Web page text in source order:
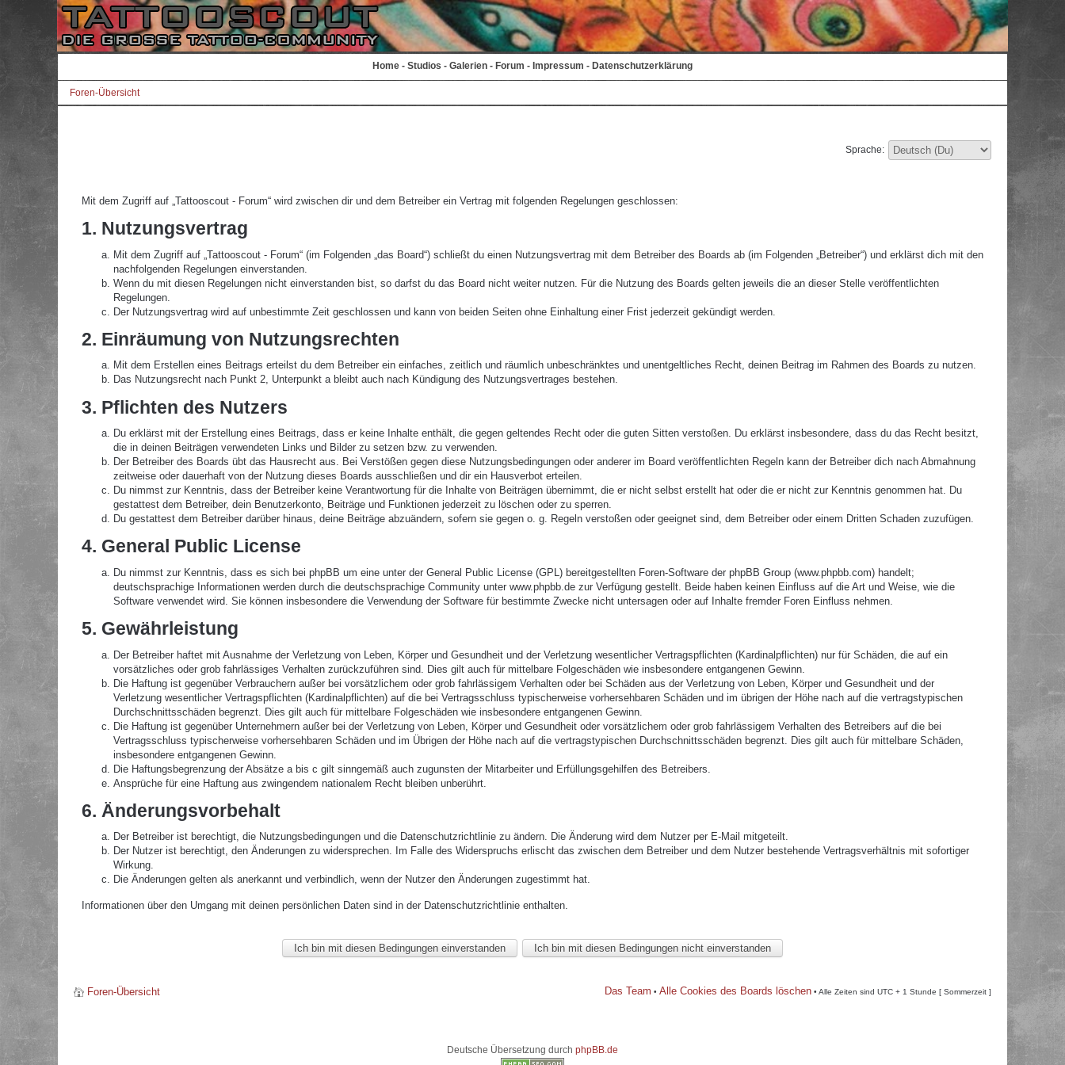
Home - Studios - Galerien - Forum - Impressum - Datenschutzerklärung
Foren-Übersicht
Sprache:
Mit dem Zugriff auf „Tattooscout - Forum“ wird zwischen dir und dem Betreiber ein Vertrag mit folgenden Regelungen geschlossen:
1. Nutzungsvertrag
Mit dem Zugriff auf „Tattooscout - Forum“ (im Folgenden „das Board“) schließt du einen Nutzungsvertrag mit dem Betreiber des Boards ab (im Folgenden „Betreiber“) und erklärst dich mit den
nachfolgenden Regelungen einverstanden.
Wenn du mit diesen Regelungen nicht einverstanden bist, so darfst du das Board nicht weiter nutzen. Für die Nutzung des Boards gelten jeweils die an dieser Stelle veröffentlichten
Regelungen.
Der Nutzungsvertrag wird auf unbestimmte Zeit geschlossen und kann von beiden Seiten ohne Einhaltung einer Frist jederzeit gekündigt werden.
2. Einräumung von Nutzungsrechten
Mit dem Erstellen eines Beitrags erteilst du dem Betreiber ein einfaches, zeitlich und räumlich unbeschränktes und unentgeltliches Recht, deinen Beitrag im Rahmen des Boards zu nutzen.
Das Nutzungsrecht nach Punkt 2, Unterpunkt a bleibt auch nach Kündigung des Nutzungsvertrages bestehen.
3. Pflichten des Nutzers
Du erklärst mit der Erstellung eines Beitrags, dass er keine Inhalte enthält, die gegen geltendes Recht oder die guten Sitten verstoßen. Du erklärst insbesondere, dass du das Recht besitzt,
die in deinen Beiträgen verwendeten Links und Bilder zu setzen bzw. zu verwenden.
Der Betreiber des Boards übt das Hausrecht aus. Bei Verstößen gegen diese Nutzungsbedingungen oder anderer im Board veröffentlichten Regeln kann der Betreiber dich nach Abmahnung
zeitweise oder dauerhaft von der Nutzung dieses Boards ausschließen und dir ein Hausverbot erteilen.
Du nimmst zur Kenntnis, dass der Betreiber keine Verantwortung für die Inhalte von Beiträgen übernimmt, die er nicht selbst erstellt hat oder die er nicht zur Kenntnis genommen hat. Du
gestattest dem Betreiber, dein Benutzerkonto, Beiträge und Funktionen jederzeit zu löschen oder zu sperren.
Du gestattest dem Betreiber darüber hinaus, deine Beiträge abzuändern, sofern sie gegen o. g. Regeln verstoßen oder geeignet sind, dem Betreiber oder einem Dritten Schaden zuzufügen.
4. General Public License
Du nimmst zur Kenntnis, dass es sich bei phpBB um eine unter der General Public License (GPL) bereitgestellten Foren-Software der phpBB Group (www.phpbb.com) handelt;
deutschsprachige Informationen werden durch die deutschsprachige Community unter www.phpbb.de zur Verfügung gestellt. Beide haben keinen Einfluss auf die Art und Weise, wie die
Software verwendet wird. Sie können insbesondere die Verwendung der Software für bestimmte Zwecke nicht untersagen oder auf Inhalte fremder Foren Einfluss nehmen.
5. Gewährleistung
Der Betreiber haftet mit Ausnahme der Verletzung von Leben, Körper und Gesundheit und der Verletzung wesentlicher Vertragspflichten (Kardinalpflichten) nur für Schäden, die auf ein
vorsätzliches oder grob fahrlässiges Verhalten zurückzuführen sind. Dies gilt auch für mittelbare Folgeschäden wie insbesondere entgangenen Gewinn.
Die Haftung ist gegenüber Verbrauchern außer bei vorsätzlichem oder grob fahrlässigem Verhalten oder bei Schäden aus der Verletzung von Leben, Körper und Gesundheit und der
Verletzung wesentlicher Vertragspflichten (Kardinalpflichten) auf die bei Vertragsschluss typischerweise vorhersehbaren Schäden und im übrigen der Höhe nach auf die vertragstypischen
Durchschnittsschäden begrenzt. Dies gilt auch für mittelbare Folgeschäden wie insbesondere entgangenen Gewinn.
Die Haftung ist gegenüber Unternehmern außer bei der Verletzung von Leben, Körper und Gesundheit oder vorsätzlichem oder grob fahrlässigem Verhalten des Betreibers auf die bei
Vertragsschluss typischerweise vorhersehbaren Schäden und im Übrigen der Höhe nach auf die vertragstypischen Durchschnittsschäden begrenzt. Dies gilt auch für mittelbare Schäden,
insbesondere entgangenen Gewinn.
Die Haftungsbegrenzung der Absätze a bis c gilt sinngemäß auch zugunsten der Mitarbeiter und Erfüllungsgehilfen des Betreibers.
Ansprüche für eine Haftung aus zwingendem nationalem Recht bleiben unberührt.
6. Änderungsvorbehalt
Der Betreiber ist berechtigt, die Nutzungsbedingungen und die Datenschutzrichtlinie zu ändern. Die Änderung wird dem Nutzer per E-Mail mitgeteilt.
Der Nutzer ist berechtigt, den Änderungen zu widersprechen. Im Falle des Widerspruchs erlischt das zwischen dem Betreiber und dem Nutzer bestehende Vertragsverhältnis mit sofortiger
Wirkung.
Die Änderungen gelten als anerkannt und verbindlich, wenn der Nutzer den Änderungen zugestimmt hat.
Informationen über den Umgang mit deinen persönlichen Daten sind in der Datenschutzrichtlinie enthalten.
Foren-Übersicht Das Team • Alle Cookies des Boards löschen • Alle Zeiten sind UTC + 1 Stunde [ Sommerzeit ]
Deutsche Übersetzung durch phpBB.de